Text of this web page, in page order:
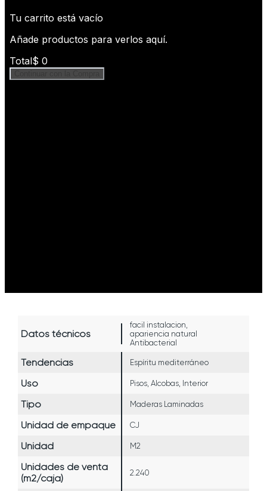
Datos técnicos
facil instalacion,
apariencia natural
Antibacterial
Tendencias Espíritu mediterráneo
Uso Pisos, Alcobas, Interior
Tipo Maderas Laminadas
Unidad de empaque CJ
Unidad M2
Unidades de venta
(m2/caja)
2.240